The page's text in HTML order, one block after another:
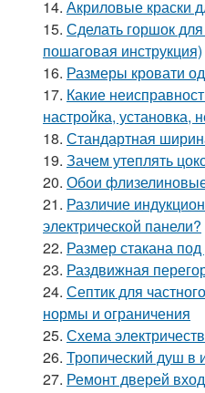
14. Акриловые краски
15. Сделать горшок
пошаговая инструкция)
16. Размеры кровати
17. Какие
настройка, установка,
18. Стандартная
19. Зачем утеплять
20. Обои
21. Различие
электрической панели?
22. Размер стакана
23. Раздвижная
24. Септик для
нормы и ограничения
25. Схема
26. Тропический душ в
27. Ремонт дверей